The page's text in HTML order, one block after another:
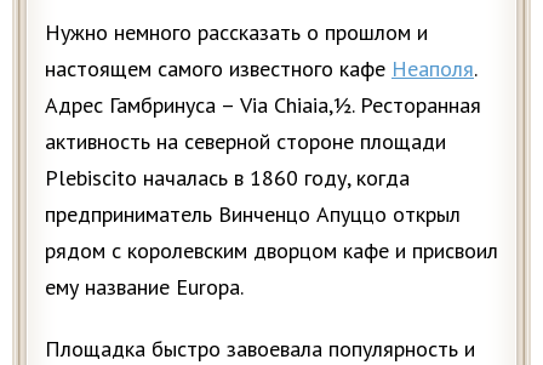
Нужно немного рассказать о прошлом и
настоящем самого известного кафе Неаполя.
Адрес Гамбринуса – Via Chiaia,½. Ресторанная
активность на северной стороне площади
Plebiscito началась в 1860 году, когда
предприниматель Винченцо Апуццо открыл
рядом с королевским дворцом кафе и присвоил
ему название Europa.
Площадка быстро завоевала популярность и